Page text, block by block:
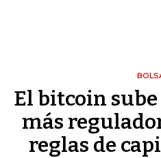
El bitcoin
más
reglas de